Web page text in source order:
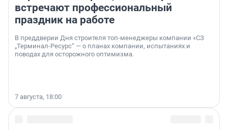
встречают профессиональный
праздник на работе
В преддверии Дня строителя топ-менеджеры компании «СЗ
„Терминал-Ресурс“ — о планах компании, испытаниях и
поводах для осторожного оптимизма.
7 августа, 18:00